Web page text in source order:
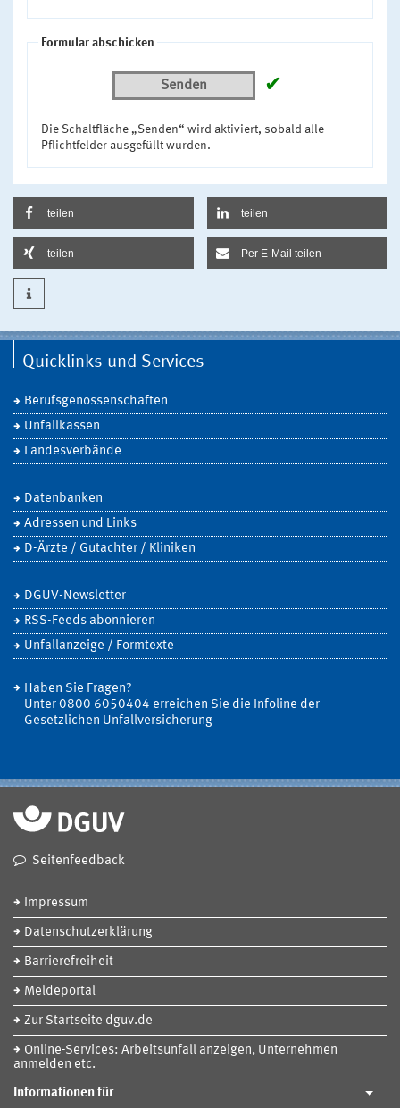
Formular abschicken
Senden ✔
Die Schaltfläche „Senden“ wird aktiviert, sobald alle
Pflichtfelder ausgefüllt wurden.
teilen teilen
teilen Per E-Mail teilen
Quicklinks und Services
Berufsgenossenschaften
Unfallkassen
Landesverbände
Datenbanken
Adressen und Links
D-Ärzte / Gutachter / Kliniken
DGUV-Newsletter
RSS-Feeds abonnieren
Unfallanzeige / Formtexte
Haben Sie Fragen?
Unter 0800 6050404 erreichen Sie die Infoline der
Gesetzlichen Unfallversicherung
Seitenfeedback
Impressum
Datenschutzerklärung
Barrierefreiheit
Meldeportal
Zur Startseite dguv.de
Online-Services: Arbeitsunfall anzeigen, Unternehmen
anmelden etc.
Informationen für